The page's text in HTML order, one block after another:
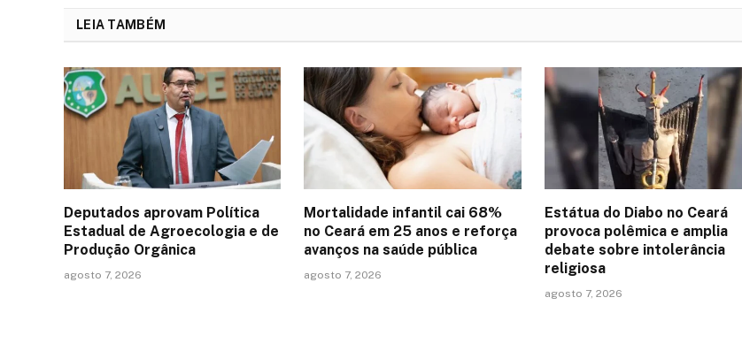
LEIA TAMBÉM
Deputados aprovam Política
Estadual de Agroecologia e de
Produção Orgânica
agosto 7, 2026
Mortalidade infantil cai 68%
no Ceará em 25 anos e reforça
avanços na saúde pública
agosto 7, 2026
Estátua do Diabo no Ceará
provoca polêmica e amplia
debate sobre intolerância
religiosa
agosto 7, 2026